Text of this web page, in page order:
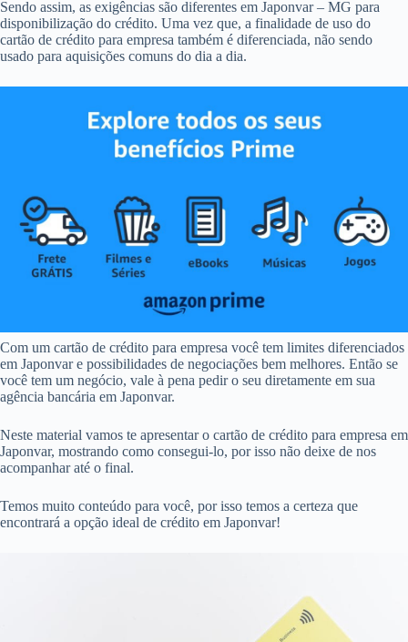
Sendo assim, as exigências são diferentes em Japonvar – MG para
disponibilização do crédito. Uma vez que, a finalidade de uso do
cartão de crédito para empresa também é diferenciada, não sendo
usado para aquisições comuns do dia a dia.
Com um cartão de crédito para empresa você tem limites diferenciados
em Japonvar e possibilidades de negociações bem melhores. Então se
você tem um negócio, vale à pena pedir o seu diretamente em sua
agência bancária em Japonvar.
Neste material vamos te apresentar o cartão de crédito para empresa em
Japonvar, mostrando como consegui-lo, por isso não deixe de nos
acompanhar até o final.
Temos muito conteúdo para você, por isso temos a certeza que
encontrará a opção ideal de crédito em Japonvar!